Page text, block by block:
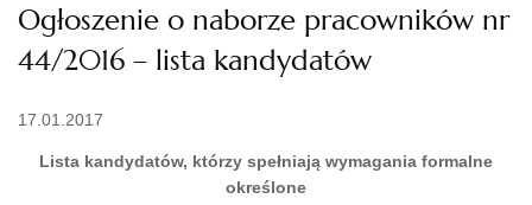
Ogłoszenie o naborze pracowników nr
44/2016 – lista kandydatów
17.01.2017
Lista kandydatów, którzy spełniają wymagania formalne
określone